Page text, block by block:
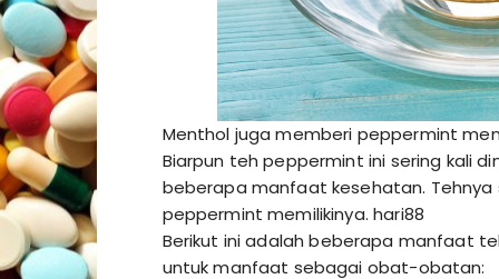
Menthol juga memberi peppermint
Biarpun teh peppermint ini sering kali
beberapa manfaat kesehatan.
peppermint memilikinya.hari88
Berikut ini adalah beberapa manfaat
untuk manfaat sebagai obat-obatan: